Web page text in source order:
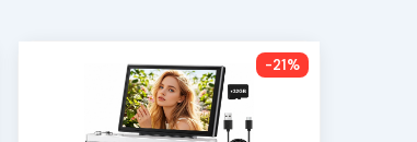
-21%